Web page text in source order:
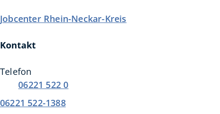
Jobcenter Rhein-Neckar-Kreis
Kontakt
Telefon
06221 522 0
06221 522-1388